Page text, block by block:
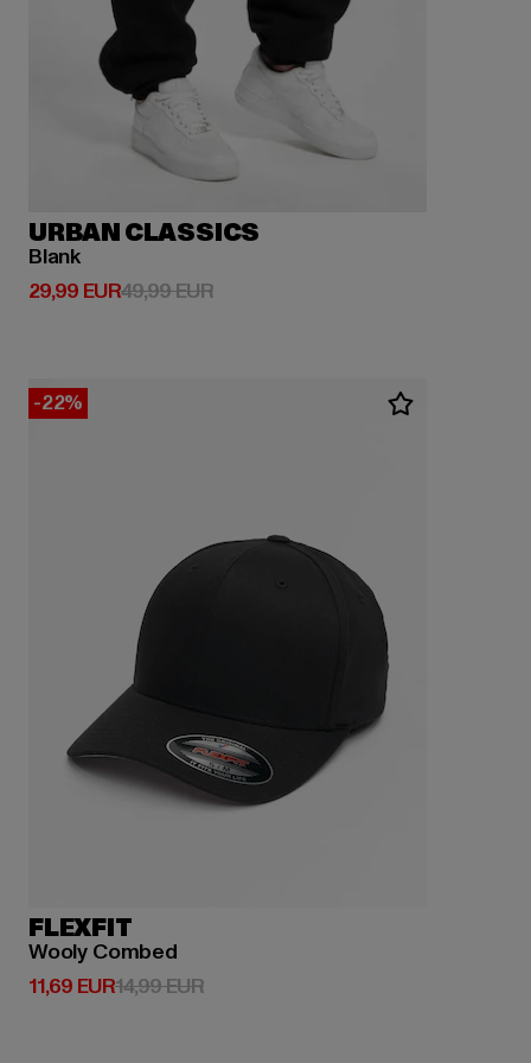
URBAN CLASSICS
Blank
29,99 EUR
Derzeitiger Preis: 29,99 EUR
49,99 EURAktionspreis: 49,99 EUR
-22%
FLEXFIT
Wooly Combed
11,69 EUR
Derzeitiger Preis: 11,69 EUR
14,99 EURAktionspreis: 14,99 EUR